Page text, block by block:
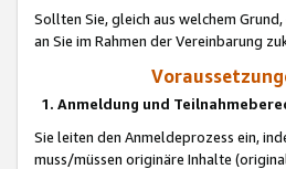
Sollten Sie, gleich aus welchem
an Sie im Rahmen der Vereinbarung
1. Anmeldung und
Sie leiten den Anmeldeprozess ein,
muss/müssen originäre Inhalte